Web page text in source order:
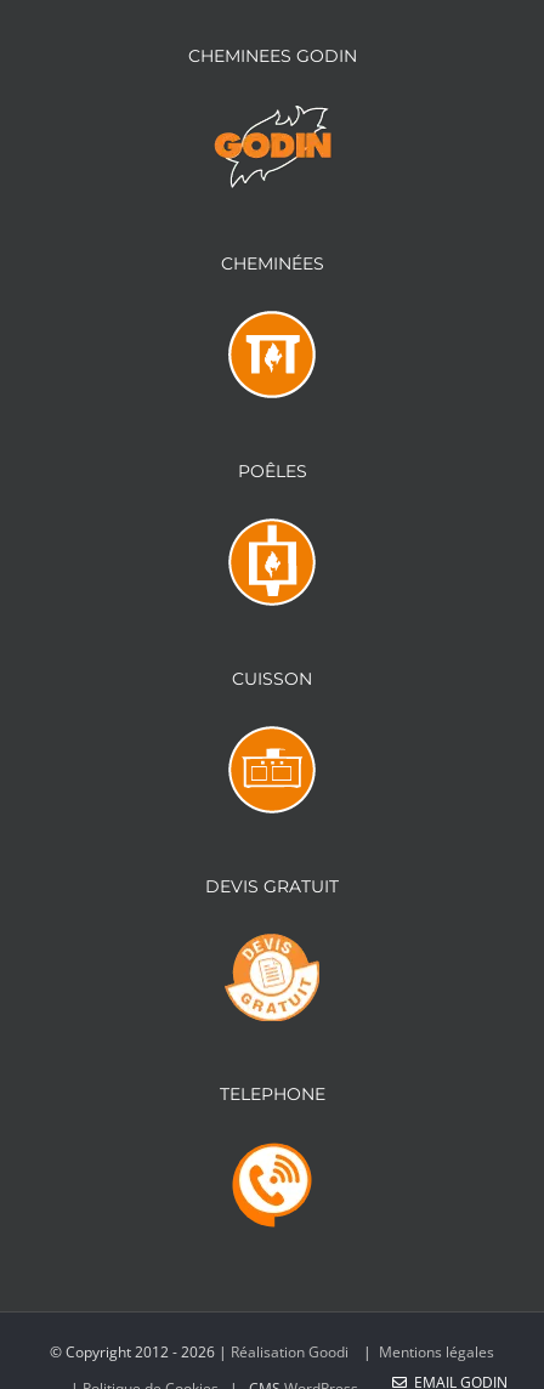
CHEMINEES GODIN
CHEMINÉES
POÊLES
CUISSON
DEVIS GRATUIT
TELEPHONE
© Copyright 2012 -2026 | Réalisation Goodi | Mentions légales
EMAIL GODIN